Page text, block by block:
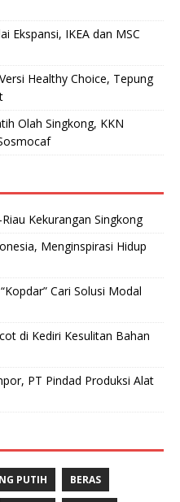
Ekspansi, IKEA dan MSC
Healthy Choice, Tepung
Olah Singkong, KKN
Kekurangan Singkong
Menginspirasi Hidup
Cari Solusi Modal
di Kediri Kesulitan Bahan
PT Pindad Produksi Alat
PUTIH BERAS